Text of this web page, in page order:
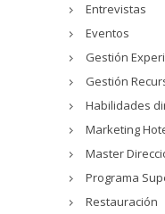
Entrevistas
Eventos
Gestión
Gestión
Habilidades
Marketing
Master
Programa
Restauración